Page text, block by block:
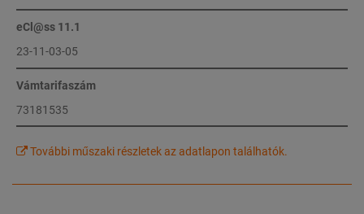
eCl@ss 11.1
23-11-03-05
Vámtarifaszám
73181535
További műszaki részletek az adatlapon találhatók.